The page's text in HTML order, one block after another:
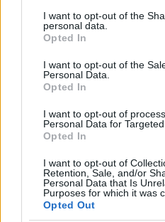
disclose it to other third
Please note that this website/
services and may gather and
not limited to your visit or
grant or deny consent to
consent section.
I want to opt-out of the
personal data.
Opted In
I want to opt-out of the
Personal Data.
Opted In
I want to opt-out of
Personal Data for Targeted
Opted In
I want to opt-out of
Retention, Sale, and/or
Personal Data that Is
Purposes for which it was
Opted Out
InvestirMag
News Hub UK